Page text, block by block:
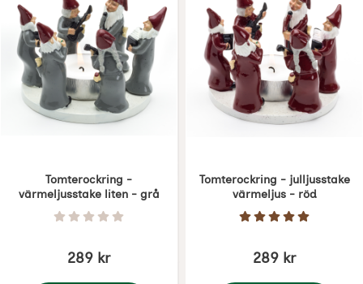
Tomterockring -
värmeljusstake liten - grå
Art. nr 5689 Betyg: 0 Stjärnor av 5
289 kr
Tomterockring - julljusstake
värmeljus - röd
Art. nr 1871 Betyg: 5 Stjärnor
289 kr